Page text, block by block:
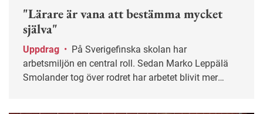
"Lärare är vana att bestämma mycket
själva"
Uppdrag •
arbetsmiljön en central roll. Sedan Marko Leppälä
Smolander tog över rodret har arbetet blivit mer